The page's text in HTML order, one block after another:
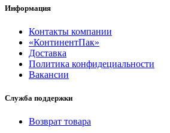
Информация
Контакты компании
«КонтинентПак»
Доставка
Политика конфидециальности
Вакансии
Служба поддержки
Возврат товара